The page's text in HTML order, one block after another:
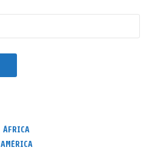
ÁFRICA
AMÉRICA